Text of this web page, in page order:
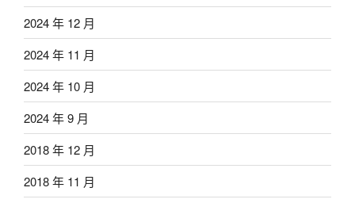
2024 年 12 月
2024 年 11 月
2024 年 10 月
2024 年 9 月
2018 年 12 月
2018 年 11 月